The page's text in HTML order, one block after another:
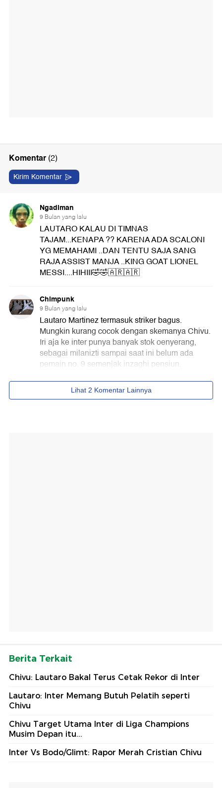
Berita Terkait
Chivu: Lautaro Bakal Terus Cetak Rekor di Inter
Lautaro: Inter Memang Butuh Pelatih seperti
Chivu
Chivu Target Utama Inter di Liga Champions
Musim Depan itu...
Inter Vs Bodo/Glimt: Rapor Merah Cristian Chivu